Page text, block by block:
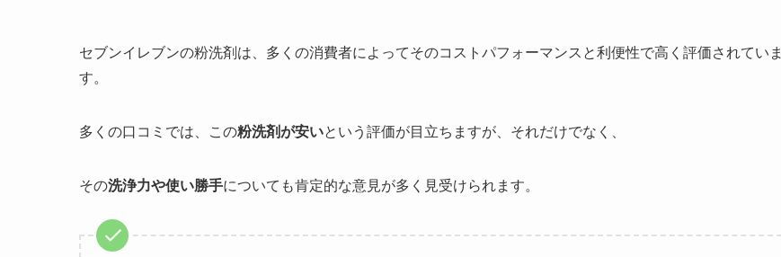
セブンイレブンの粉洗剤は、多くの消費者によってそのコストパフォーマンスと利便性で高く評価されていま
す。
多くの口コミでは、この粉洗剤が安いという評価が目立ちますが、それだけでなく、
その洗浄力や使い勝手についても肯定的な意見が多く見受けられます。